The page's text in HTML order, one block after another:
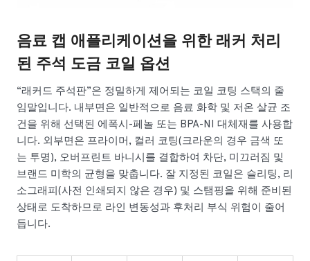
음료 캡 애플리케이션을 위한 래커 처리
된 주석 도금 코일 옵션
“래커드 주석판”은 정밀하게 제어되는 코일 코팅 스택의 줄
임말입니다. 내부면은 일반적으로 음료 화학 및 저온 살균 조
건을 위해 선택된 에폭시-페놀 또는 BPA-NI 대체재를 사용합
니다. 외부면은 프라이머, 컬러 코팅(크라운의 경우 금색 또
는 투명), 오버프린트 바니시를 결합하여 차단, 미끄러짐 및
브랜드 미학의 균형을 맞춥니다. 잘 지정된 코일은 슬리팅, 리
소그래피(사전 인쇄되지 않은 경우) 및 스탬핑을 위해 준비된
상태로 도착하므로 라인 변동성과 후처리 부식 위험이 줄어
듭니다.